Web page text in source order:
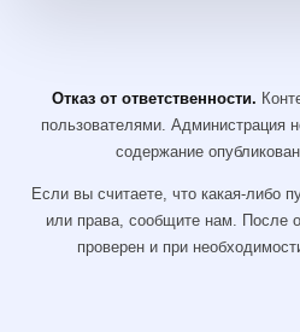
Отказ от ответственности.
пользователями. Администрация
содержание
Если вы считаете, что какая-либо
или права, сообщите нам. После
проверен и при